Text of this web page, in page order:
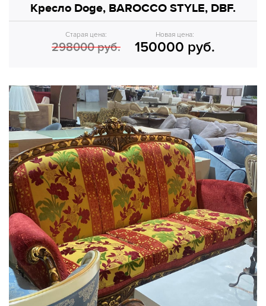
Кресло Doge, BAROCCO STYLE, DBF.
Старая цена:
298000 руб.
Новая цена:
150000 руб.